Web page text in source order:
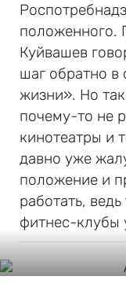
положенного.
Куйвашев
шаг обратно в
жизни». Но
почему-то не
кинотеатры и
давно уже
положение и
работать,
фитнес-клубы